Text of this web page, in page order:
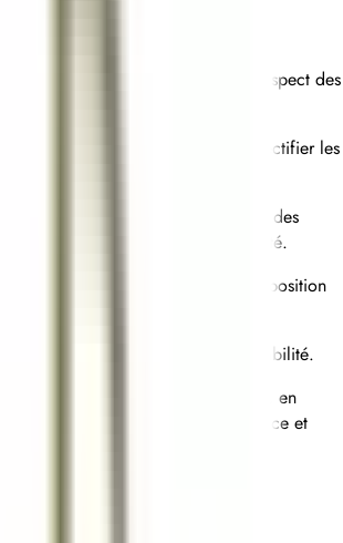
de la production culinaire et
postes de travail.
des productions et veiller au respect des
et de sécurité alimentaire.
les préparations, vérifier et rectifier les
de production et proposer des
gagner en efficacité et en qualité.
culinaires et être force de proposition
cuisine.
de coûts afin d’assurer la rentabilité.
de cuisine lors de ses absences, en
opérationnelles avec confiance et